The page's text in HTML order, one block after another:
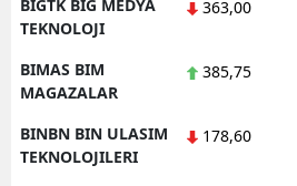
BIGTK BIG MEDYA
TEKNOLOJI
363,00
BIMAS BIM
MAGAZALAR
385,75
BINBN BIN ULASIM
TEKNOLOJILERI
178,60